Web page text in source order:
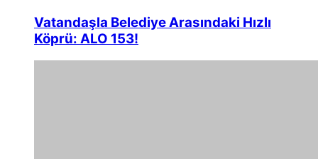
Vatandaşla Belediye Arasındaki Hızlı
Köprü: ALO 153!